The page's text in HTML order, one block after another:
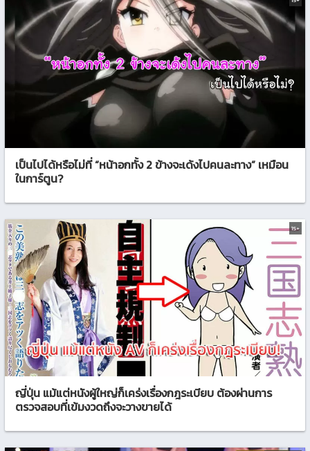
เป็นไปได้หรือไม่ที่ “หน้าอกทั้ง 2 ข้างจะเด้งไปคนละทาง” เหมือน
ในการ์ตูน?
15+
ญี่ปุ่น แม้แต่หนังผู้ใหญ่ก็เคร่งเรื่องกฎระเบียบ ต้องผ่านการ
ตรวจสอบที่เข้มงวดถึงจะวางขายได้